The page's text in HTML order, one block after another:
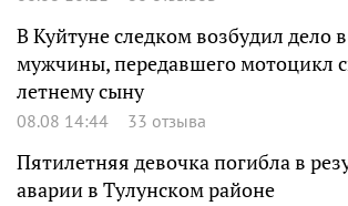
В Куйтуне следком возбудил дело
мужчины, передавшего мотоцикл
летнему сыну
08.08 14:44 33 отзыва
Пятилетняя девочка погибла в
аварии в Тулунском районе